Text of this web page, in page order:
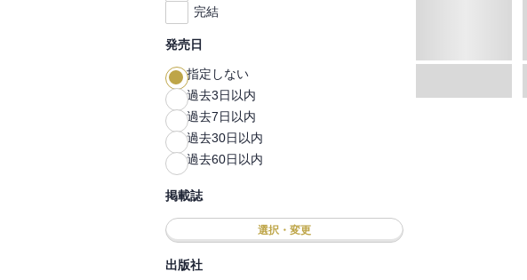
完結
発売日
指定しない
過去3日以内
過去7日以内
過去30日以内
過去60日以内
掲載誌
選択・変更
出版社